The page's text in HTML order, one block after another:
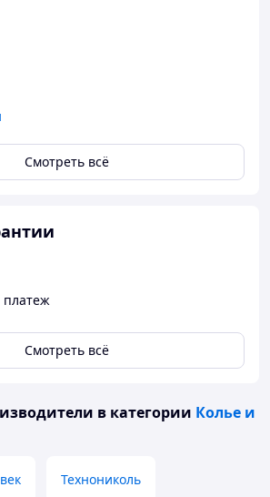
Смотреть всё
Смотреть всё
в категории Колье и
Технониколь